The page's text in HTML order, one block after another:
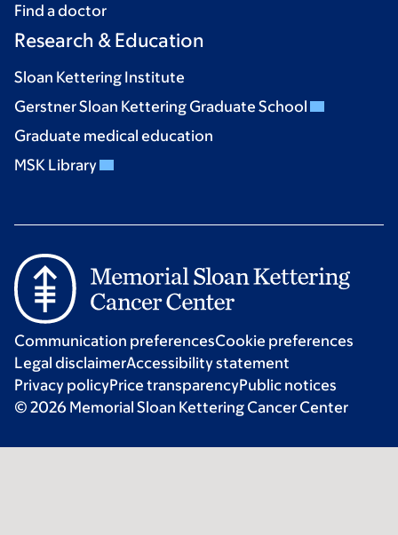
Find a doctor
Research & Education
Sloan Kettering Institute
Gerstner Sloan Kettering Graduate School
Graduate medical education
MSK Library
Communication preferencesCookie preferences
Legal disclaimerAccessibility statement
Privacy policyPrice transparencyPublic notices
© 2026 Memorial Sloan Kettering Cancer Center